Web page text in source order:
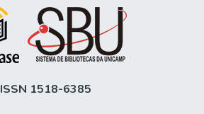
ISSN 1518-6385